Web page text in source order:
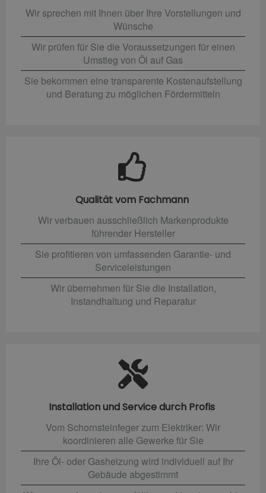
Wir sprechen mit Ihnen über Ihre Vorstellungen und
Wünsche
Wir prüfen für Sie die Voraussetzungen für einen
Umstieg von Öl auf Gas
Sie bekommen eine transparente Kostenaufstellung
und Beratung zu möglichen Fördermitteln
Qualität vom Fachmann
Wir verbauen ausschließlich Markenprodukte
führender Hersteller
Sie profitieren von umfassenden Garantie- und
Serviceleistungen
Wir übernehmen für Sie die Installation,
Instandhaltung und Reparatur
Installation und Service durch Profis
Vom Schornsteinfeger zum Elektriker: Wir
koordinieren alle Gewerke für Sie
Ihre Öl- oder Gasheizung wird individuell auf Ihr
Gebäude abgestimmt